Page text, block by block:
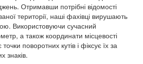
Отримавши потрібні відомості
території, наші фахівці вирушають
Використовуючи сучасний
а також координати місцевості
поворотних кутів і фіксує їх за
знаків.